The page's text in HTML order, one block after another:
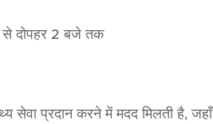
से दोपहर 2 बजे तक
सेवा प्रदान करने में मदद मिलती है, जहाँ